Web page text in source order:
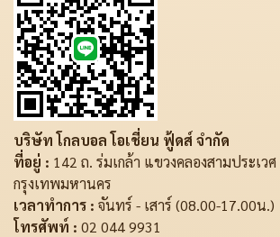
บริษัท โกลบอล โอเชี่ยน ฟู้ดส์ จำกัด
ที่อยู่ : 142 ถ. ร่มเกล้า แขวงคลองสามประเว
กรุงเทพมหานคร
เวลาทำการ : จันทร์ - เสาร์ (08.00-17.00น.)
โทรศัพท์ : 02 044 9931